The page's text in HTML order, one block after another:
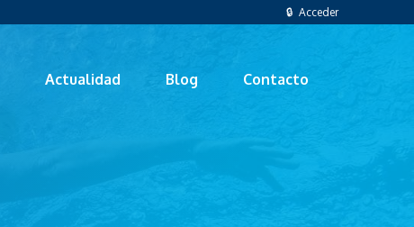
🔒 Acceder
Actualidad Blog Contacto